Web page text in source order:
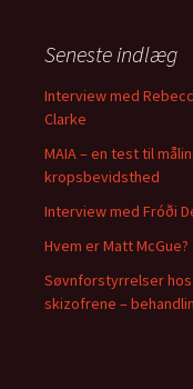
Seneste indlæg
Interview med
Clarke
MAIA – en test til
kropsbevidsthed
Interview med Fróði
Hvem er Matt McGue?
Søvnforstyrrelser hos
skizofrene –